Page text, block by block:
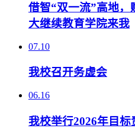
借智“双一流”高地
大继续教育学院来我
07.10
我校召开务虚会
06.16
我校举行2026年目